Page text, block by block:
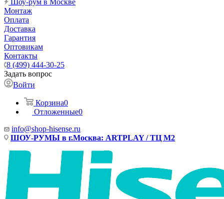
Шоу-рум в Москве
Монтаж
Оплата
Доставка
Гарантия
Оптовикам
Контакты
8 (499) 444-30-25
Задать вопрос
Войти
Корзина0
Отложенные0
info@shop-hisense.ru
ШОУ-РУМЫ в г.Москва: ARTPLAY / ТЦ М2